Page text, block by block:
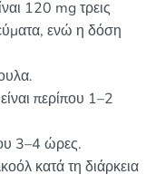
120 mg τρεις
ενώ η δόση
περίπου 1–2
3–4 ώρες.
κατά τη διάρκεια